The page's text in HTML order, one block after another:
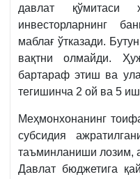
давлат қўмитаси
инвесторларнинг
маблағ ўтказади.
вақтни олмайди.
бартараф этиш ва
тегишинча 2 ой ва 5
Меҳмонхонанинг
субсидия
таъминланиши лозим,
Давлат бюджетига